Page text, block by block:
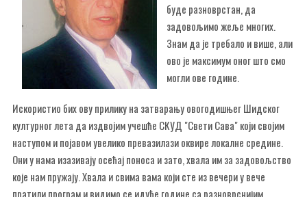
буде разноврстан, да
задовољимо жеље многих.
Знам да је требало и више, али
ово је максимум оног што смо
могли ове године.
Искористио бих ову прилику на затварању овогодишњег Шидског
културног лета да издвојим учешће СКУД "Свети Сава" који својим
наступом и појавом увелико превазилази оквире локалне средине.
Они у нама изазивају осећај поноса и зато, хвала им за задовољство
које нам пружају. Хвала и свима вама који сте из вечери у вече
пратили програм и видимо се идуће године са разноврснијим